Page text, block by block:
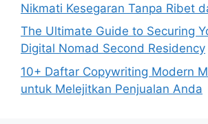
Nikmati Kesegaran Tanpa Ribet
The Ultimate Guide to Securing
Digital Nomad Second Residency
10+ Daftar Copywriting Modern
untuk Melejitkan Penjualan Anda